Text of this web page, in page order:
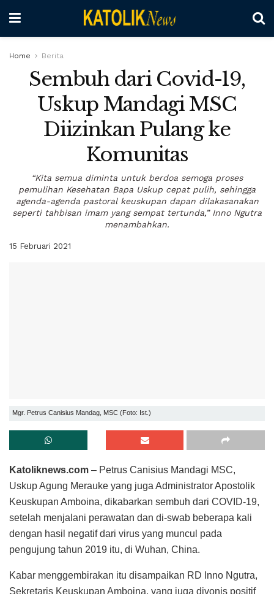
Home Berita
Sembuh dari Covid-19,
Uskup Mandagi MSC
Diizinkan Pulang ke
Komunitas
“Kita semua diminta untuk berdoa semoga proses
pemulihan Kesehatan Bapa Uskup cepat pulih, sehingga
agenda-agenda pastoral keuskupan dapan dilakasanakan
seperti tahbisan imam yang sempat tertunda,” Inno Ngutra
menambahkan.
15 Februari 2021
Mgr. Petrus Canisius Mandag, MSC (Foto: Ist.)
Katoliknews.com – Petrus Canisius Mandagi MSC,
Uskup Agung Merauke yang juga Administrator Apostolik
Keuskupan Amboina, dikabarkan sembuh dari COVID-19,
setelah menjalani perawatan dan di-swab beberapa kali
dengan hasil negatif dari virus yang muncul pada
pengujung tahun 2019 itu, di Wuhan, China.
Kabar menggembirakan itu disampaikan RD Inno Ngutra,
Sekretaris Keuskupan Amboina, yang juga divonis positif